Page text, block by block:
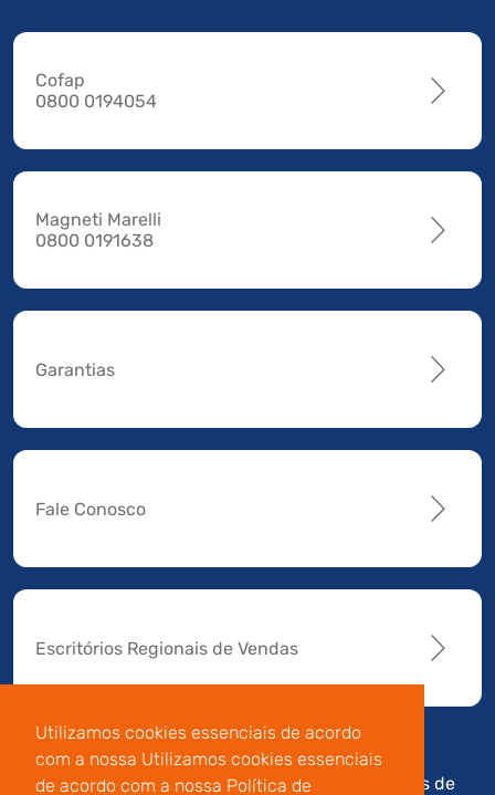
Utilizamos cookies essenciais de acordo
com a nossa Utilizamos cookies essenciais
de acordo com a nossa Política de
Cofap
0800 0194054
Magneti Marelli
0800 0191638
Garantias
Fale Conosco
Escritórios Regionais de Vendas
Av. Manoel da Nóbrega,
Termos de
Código de